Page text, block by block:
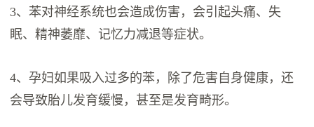
3、苯对神经系统也会造成伤害，会引起头痛、失
眠、精神萎靡、记忆力减退等症状。
4、孕妇如果吸入过多的苯，除了危害自身健康，还
会导致胎儿发育缓慢，甚至是发育畸形。